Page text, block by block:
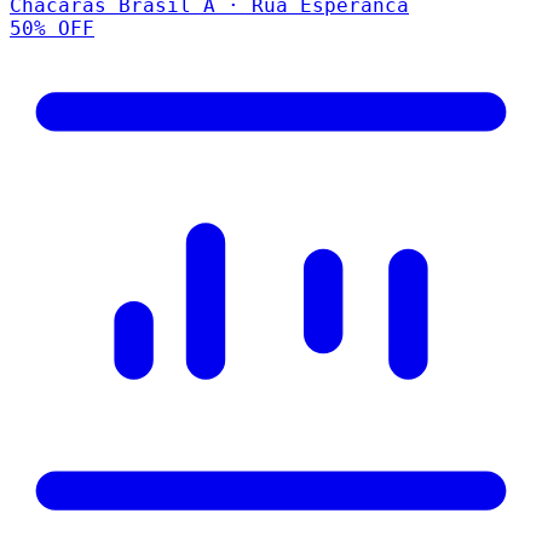
Chacaras Brasil A · Rua Esperanca
50% OFF